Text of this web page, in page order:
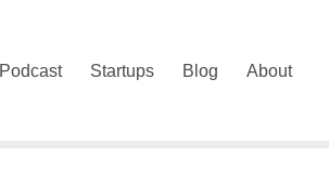
Podcast Startups Blog About